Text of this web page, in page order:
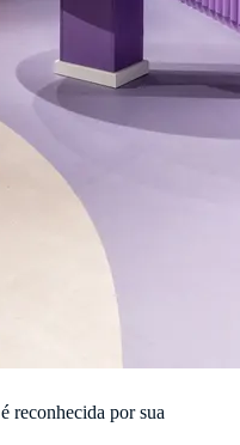
é reconhecida por sua